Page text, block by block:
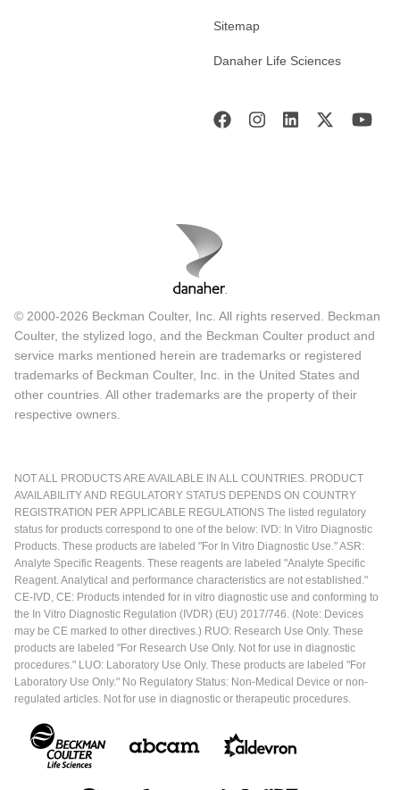
Sitemap
Danaher Life Sciences
© 2000-2026 Beckman Coulter, Inc. All rights reserved. Beckman
Coulter, the stylized logo, and the Beckman Coulter product and
service marks mentioned herein are trademarks or registered
trademarks of Beckman Coulter, Inc. in the United States and
other countries. All other trademarks are the property of their
respective owners.
NOT ALL PRODUCTS ARE AVAILABLE IN ALL COUNTRIES. PRODUCT
AVAILABILITY AND REGULATORY STATUS DEPENDS ON COUNTRY
REGISTRATION PER APPLICABLE REGULATIONS The listed regulatory
status for products correspond to one of the below: IVD: In Vitro Diagnostic
Products. These products are labeled "For In Vitro Diagnostic Use." ASR:
Analyte Specific Reagents. These reagents are labeled "Analyte Specific
Reagent. Analytical and performance characteristics are not established."
CE-IVD, CE: Products intended for in vitro diagnostic use and conforming to
the In Vitro Diagnostic Regulation (IVDR) (EU) 2017/746. (Note: Devices
may be CE marked to other directives.) RUO: Research Use Only. These
products are labeled "For Research Use Only. Not for use in diagnostic
procedures." LUO: Laboratory Use Only. These products are labeled "For
Laboratory Use Only." No Regulatory Status: Non-Medical Device or non-
regulated articles. Not for use in diagnostic or therapeutic procedures.